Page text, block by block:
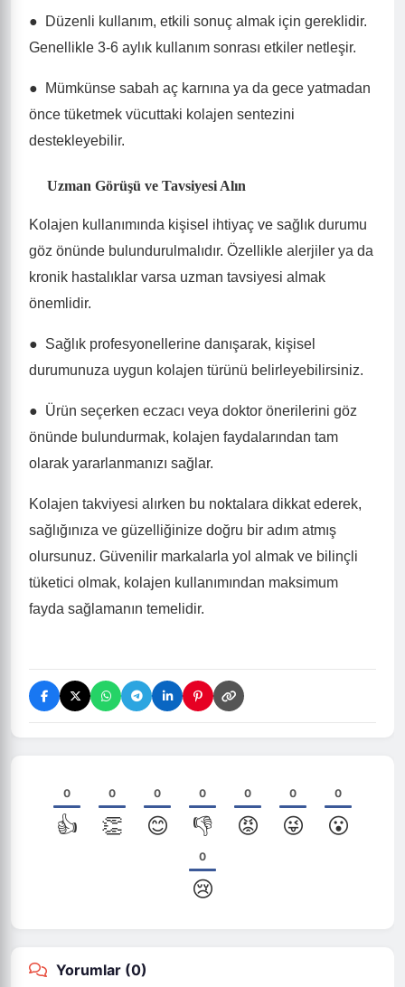
●
Düzenli kullanım, etkili sonuç almak için gereklidir.
Genellikle 3-6 aylık kullanım sonrası etkiler netleşir.
●
Mümkünse sabah aç karnına ya da gece yatmadan
önce tüketmek vücuttaki kolajen sentezini
destekleyebilir.
Uzman Görüşü ve Tavsiyesi Alın
Kolajen kullanımında kişisel ihtiyaç ve sağlık durumu
göz önünde bulundurulmalıdır. Özellikle alerjiler ya da
kronik hastalıklar varsa uzman tavsiyesi almak
önemlidir.
● Sağlık profesyonellerine danışarak, kişisel
durumunuza uygun kolajen türünü belirleyebilirsiniz.
● Ürün seçerken eczacı veya doktor önerilerini göz
önünde bulundurmak, kolajen faydalarından tam
olarak yararlanmanızı sağlar.
Kolajen takviyesi alırken bu noktalara dikkat ederek,
sağlığınıza ve güzelliğinize doğru bir adım atmış
olursunuz. Güvenilir markalarla yol almak ve bilinçli
tüketici olmak, kolajen kullanımından maksimum
fayda sağlamanın temelidir.
0
👍
0
👏
0
😊
0
👎
0
😡
0
😜
0
😮
0
😢
Yorumlar (0)